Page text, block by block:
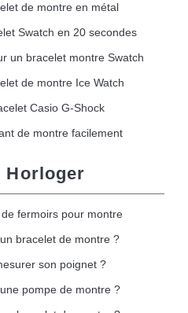
de montre en métal
Swatch en 20 secondes
un bracelet montre Swatch
de montre Ice Watch
Casio G-Shock
de montre facilement
Horloger
fermoirs pour montre
bracelet de montre ?
son poignet ?
pompe de montre ?